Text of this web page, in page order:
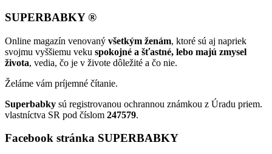
SUPERBABKY ®
Online magazín venovaný všetkým ženám, ktoré sú aj napriek
svojmu vyššiemu veku spokojné a šťastné, lebo majú zmysel
života, vedia, čo je v živote dôležité a čo nie.
Želáme vám príjemné čítanie.
Superbabky sú registrovanou ochrannou známkou z Úradu priem.
vlastníctva SR pod číslom 247579.
Facebook stránka SUPERBABKY